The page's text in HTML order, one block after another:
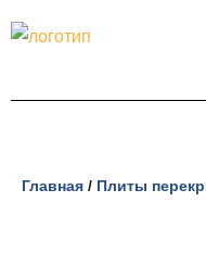
Главная / Плиты